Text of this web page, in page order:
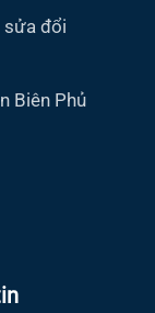
sửa đổi
Biên Phủ